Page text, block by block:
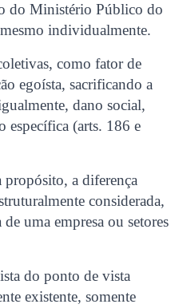
do Ministério Público do
individualmente.
como fator de
egoísta, sacrificando a
dano social,
específica (arts. 186 e
propósito, a diferença
considerada,
uma empresa ou setores
do ponto de vista
existente, somente